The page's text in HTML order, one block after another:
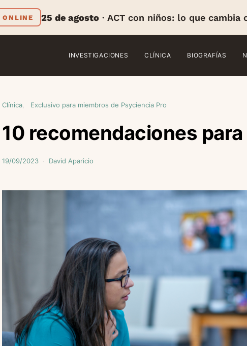
ONLINE 25 de agosto · ACT con niños: lo que
INVESTIGACIONES CLÍNICA BIOGRAFÍAS
Clínica Exclusivo para miembros de Psyciencia Pro
10 recomendaciones
19/09/2023 David Aparicio